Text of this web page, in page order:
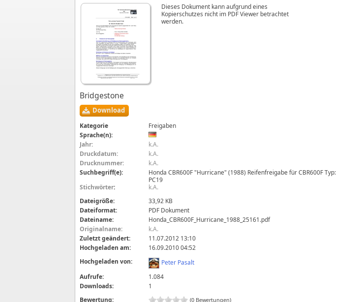
Dieses Dokument kann aufgrund eines
Kopierschutzes nicht im PDF Viewer betrachtet
werden.
Bridgestone
Download
Kategorie
Freigaben
Sprache(n):
Jahr:
k.A.
Druckdatum:
k.A.
Drucknummer:
k.A.
Suchbegriff(e):
Honda CBR600F "Hurricane" (1988) Reifenfreigabe für CBR600F Typ:
PC19
Stichwörter:
k.A.
Dateigröße:
33,92 KB
Dateiformat:
PDF Dokument
Dateiname:
Honda_CBR600F_Hurricane_1988_25161.pdf
Originalname:
k.A.
Zuletzt geändert:
11.07.2012 13:10
Hochgeladen am:
16.09.2010 04:52
Hochgeladen von:
Peter Pasalt
Aufrufe:
1.084
Downloads:
1
Bewertung:
(0 Bewertungen)